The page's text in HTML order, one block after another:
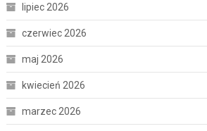
lipiec 2026
czerwiec 2026
maj 2026
kwiecień 2026
marzec 2026